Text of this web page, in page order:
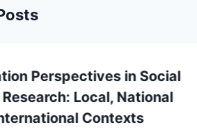
Perspectives in Social
Local, National
Contexts